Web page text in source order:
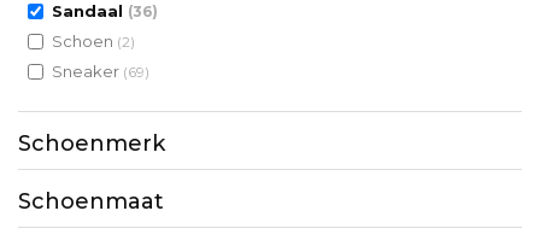
Sandaal (36)
Schoen (2)
Sneaker (69)
Schoenmerk
Schoenmaat